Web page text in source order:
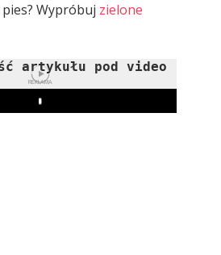
Wypróbuj zielone
artykułu pod video
REKLAMA
Play